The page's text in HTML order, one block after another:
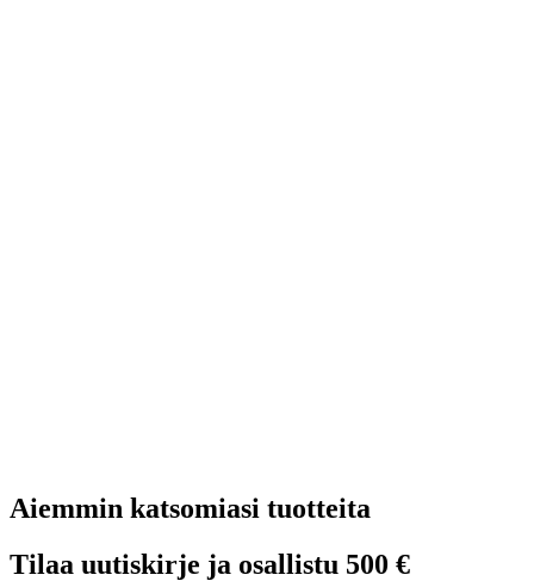
Aiemmin katsomiasi tuotteita
Tilaa uutiskirje ja osallistu 500 €